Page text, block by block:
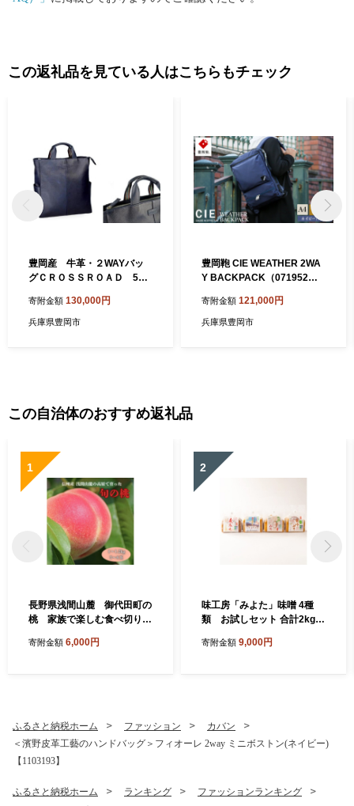
この返礼品を見ている人はこちらもチェック
豊岡産 牛革・２WAYバッ
グＣＲＯＳＳＲＯＡＤ 505
寄附金額 130,000円
兵庫県豊岡市
豊岡鞄 CIE WEATHER 2WA
Y BACKPACK（071952）
寄附金額 121,000円
兵庫県豊岡市
この自治体のおすすめ返礼品
1
長野県浅間山麓 御代田町の
桃 家族で楽しむ食べ切りハ
1】
寄附金額 6,000円
2
味工房「みよた」味噌 4種
類 お試しセット 合計2kg
寄附金額 9,000円
ふるさと納税ホーム ファッション
カバン
＜濱野皮革工藝のハンドバッグ＞フィオーレ 2way ミニボストン(ネイビー)
【1103193】
ふるさと納税ホーム ランキング
ファッションランキング